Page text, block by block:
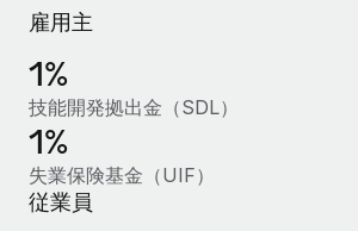
専門家に相談
バックグラウンドチェック
候補者の選考プロセスをシンプルに
Compliance Watchtower
コンプライアンスリスクを先回りして対応
統合とAI自動化に関するコンサルティング
活用事例
情報センター
サポートを依頼する
すべてのリソースを表示する
ブログ
雇用主
1%
技能開発拠出金（SDL）
1%
失業保険基金（UIF）
従業員